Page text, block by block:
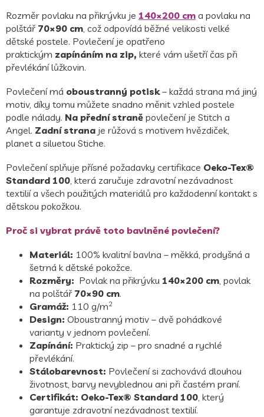
Rozměr povlaku na přikrývku je 140×200 cm a povlaku na
polštář 70×90 cm, což odpovídá běžné velikosti velké
dětské postele. Povlečení je opatřeno
praktickým zapínáním na zip, které vám ušetří čas při
převlékání lůžkovin.
Povlečení má oboustranný potisk– každá strana má jiný
motiv, díky tomu můžete snadno měnit vzhled postele
podle nálady. Na přední straně povlečení je Stitch a
Angel. Zadní strana je růžová s motivem hvězdiček,
planet a siluetou Stiche.
Povlečení splňuje přísné požadavky certifikace Oeko-Tex®
Standard 100, která zaručuje zdravotní nezávadnost
textilií a všech použitých materiálů pro každodenní kontakt s
dětskou pokožkou.
Proč si vybrat právě toto bavlněné povlečení?
Materiál: 100% kvalitní bavlna – měkká, prodyšná a
šetrná k dětské pokožce.
Rozměry: Povlak na přikrývku 140×200 cm, povlak
na polštář 70×90 cm.
Gramáž: 110 g/m2
Design: Oboustranný motiv – dvě pohádkové
varianty v jednom povlečení.
Zapínání: Praktický zip – pro snadné a rychlé
převlékání.
Stálobarevnost: Povlečení si zachovává dlouhou
životnost, barvy nevyblednou ani při častém praní.
Certifikát: Oeko-Tex® Standard 100, který
garantuje zdravotní nezávadnost textilií.